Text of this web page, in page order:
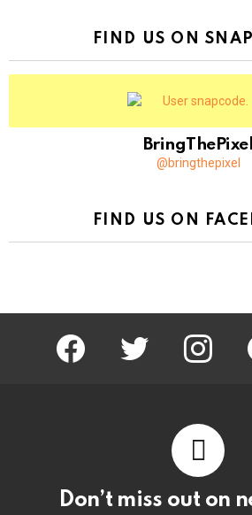
FIND US ON
BringThePixel
@bringthepixel
FIND US ON
facebook twitter instagram
Don’t miss out on